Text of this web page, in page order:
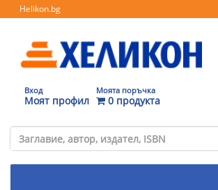
Helikon.bg
Вход
Моят профил
Моята поръчка
0 продукта